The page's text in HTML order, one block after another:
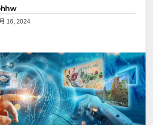
16, 2024